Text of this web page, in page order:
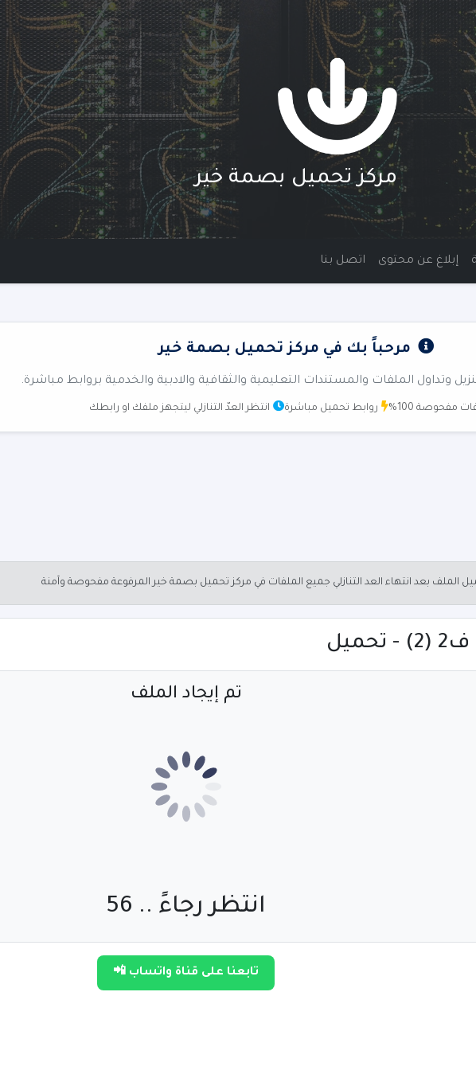
مركز تحميل بصمة خير
إبلاغ عن محتوى اتصل بنا
مرحباً بك في مركز تحميل بصمة خير
وتداول الملفات والمستندات التعليمية والثقافية والادبية والخدمية بروابط مباشرة.
مفحوصة 100% روابط تحميل مباشرة انتظر العدّ التنازلي ليتجهز ملفك او رابطك
الملف بعد انتهاء العد التنازلي جميع الملفات في مركز تحميل بصمة خير المرفوعة مفحوصة وآمنة
تم إيجاد الملف
انتظر رجاءً .. 55
تابعنا على قناة واتساب 📲